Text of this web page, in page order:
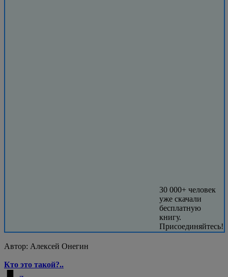
30 000+ человек
уже скачали
бесплатную
книгу.
Присоединяйтесь!
Автор: Алексей Онегин
Кто это такой?..